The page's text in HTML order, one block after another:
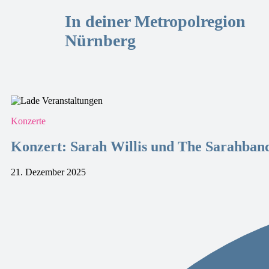
In deiner Metropolregion
Nürnberg
Konzerte
Konzert: Sarah Willis und The
21. Dezember 2025